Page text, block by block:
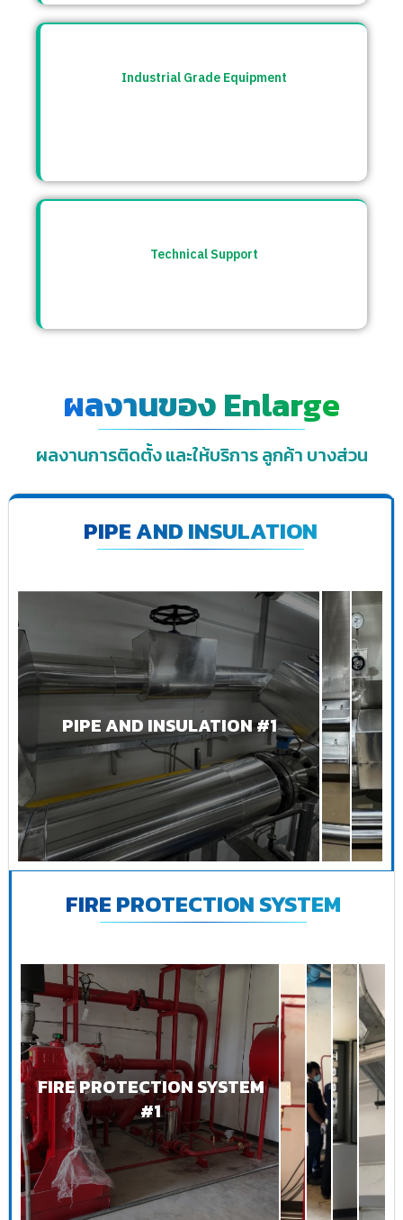
Industrial Grade Equipment
Technical Support
ผลงานของ Enlarge
ผลงานการติดตั้ง และให้บริการ ลูกค้า บางส่วน
PIPE AND INSULATION
PIPE AND INSULATION #1
FIRE PROTECTION SYSTEM
FIRE PROTECTION SYSTEM
#1